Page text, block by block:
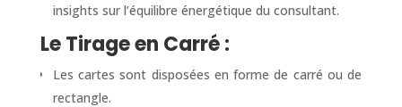
insights sur l’équilibre énergétique du consultant.
Le Tirage en Carré :
Les cartes sont disposées en forme de carré ou de
rectangle.